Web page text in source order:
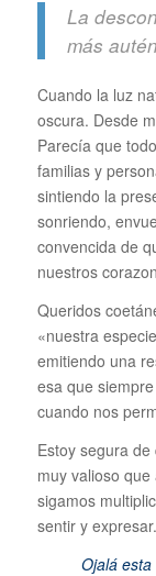
La
más
Cuando la luz
oscura. Desde
Parecía que
familias y
sintiendo la
sonriendo,
convencida de
nuestros
Queridos
«nuestra
emitiendo una
esa que
cuando nos
Estoy segura
muy valioso
sigamos
sentir y expresar.
Ojalá